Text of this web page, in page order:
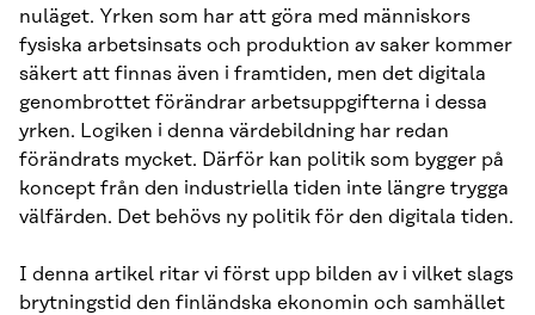
nuläget. Yrken som har att göra med människors
fysiska arbetsinsats och produktion av saker kommer
säkert att finnas även i framtiden, men det digitala
genombrottet förändrar arbetsuppgifterna i dessa
yrken. Logiken i denna värdebildning har redan
förändrats mycket. Därför kan politik som bygger på
koncept från den industriella tiden inte längre trygga
välfärden. Det behövs ny politik för den digitala tiden.
I denna artikel ritar vi först upp bilden av i vilket slags
brytningstid den finländska ekonomin och samhället